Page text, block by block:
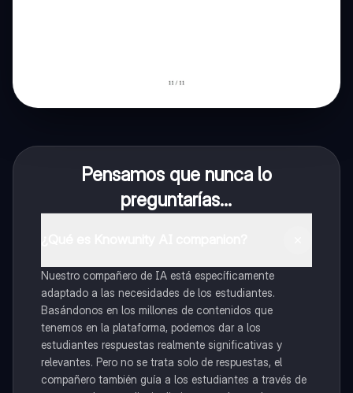
Pensamos que nunca lo
preguntarías...
Nuestro compañero de IA está específicamente
adaptado a las necesidades de los estudiantes.
Basándonos en los millones de contenidos que
tenemos en la plataforma, podemos dar a los
estudiantes respuestas realmente significativas y
relevantes. Pero no se trata solo de respuestas, el
compañero también guía a los estudiantes a través de